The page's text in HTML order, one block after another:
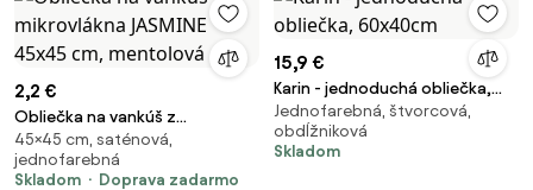
2,2 €
Obliečka na vankúš z
mikrovlákna JASMINE 45x45 cm,
mentolová
45×45 cm, saténová,
jednofarebná
Skladom
Doprava zadarmo
15,9 €
Karin - jednoduchá obliečka,
60x40cm
Jednofarebná, štvorcová,
obdĺžniková
Skladom